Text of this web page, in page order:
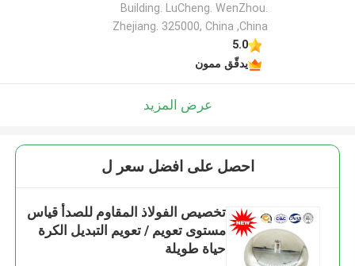
Building. LuCheng. WenZhou.
Zhejiang. 325000, China ,China
5.0
يدقّق ممون
عرض المزيد
احصل على افضل سعر ل
تخصيص الفولاذ المقاوم للصدأ قياس
مستوى تعويم / تعويم التبديل الكرة
حياة طويلة